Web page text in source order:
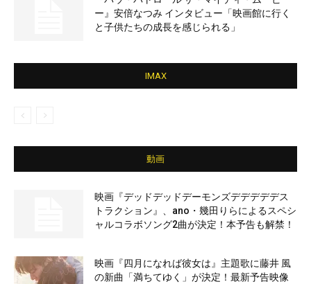
ー』安倍なつみ インタビュー「映画館に行く
と子供たちの成長を感じられる」
IMAX
動画
映画『デッドデッドデーモンズデデデデデス
トラクション』、ano・幾田りらによるスペシ
ャルコラボソング2曲が決定！本予告も解禁！
映画『四月になれば彼女は』主題歌に藤井 風
の新曲「満ちてゆく」が決定！最新予告映像